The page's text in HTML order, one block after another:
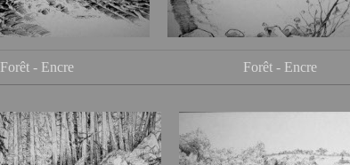
Forêt - Encre Forêt - Encre